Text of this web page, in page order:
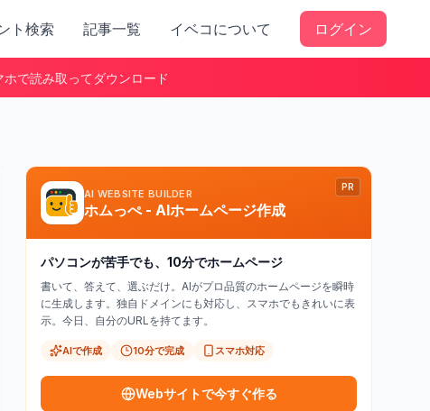
ト検索 記事一覧 イベコについて ログイン
で読み取ってダウンロード
PR
AI WEBSITE BUILDER
ホムっぺ - AIホームページ作成
パソコンが苦手でも、10分でホームページ
書いて、答えて、選ぶだけ。AIがプロ品質のホームページを瞬時
に生成します。独自ドメインにも対応し、スマホでもきれいに表
示。今日、自分のURLを持てます。
AIで作成 10分で完成 スマホ対応
Webサイトで今すぐ作る